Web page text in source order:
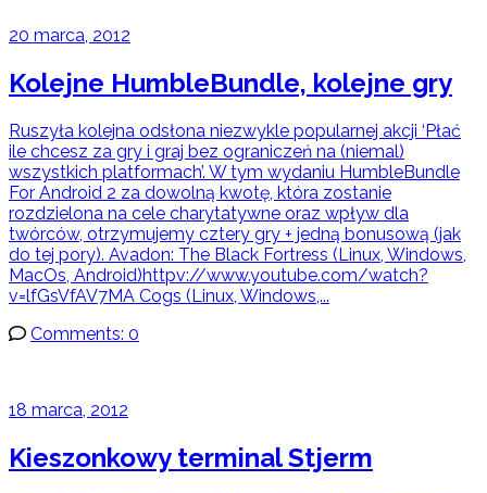
20 marca, 2012
Kolejne HumbleBundle, kolejne gry
Ruszyła kolejna odsłona niezwykle popularnej akcji ‘Płać
ile chcesz za gry i graj bez ograniczeń na (niemal)
wszystkich platformach’. W tym wydaniu HumbleBundle
For Android 2 za dowolną kwotę, która zostanie
rozdzielona na cele charytatywne oraz wpływ dla
twórców, otrzymujemy cztery gry + jedną bonusową (jak
do tej pory). Avadon: The Black Fortress (Linux, Windows,
MacOs, Android)httpv://www.youtube.com/watch?
v=lfGsVfAV7MA Cogs (Linux, Windows,...
Comments: 0
18 marca, 2012
Kieszonkowy terminal Stjerm